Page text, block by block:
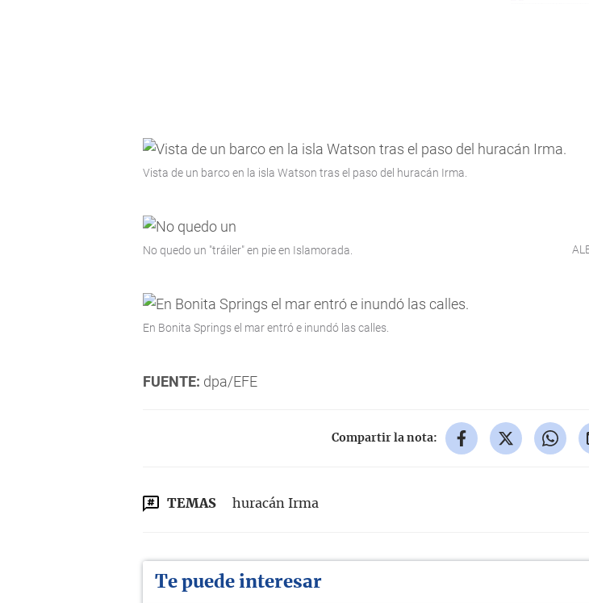
Vista de un barco en la isla Watson tras el paso del huracán Irma.
No quedo un "tráiler" en pie en Islamorada.
En Bonita Springs el mar entró e inundó las calles.
FUENTE: dpa/EFE
Compartir la nota:
TEMAS huracán Irma
Te puede interesar